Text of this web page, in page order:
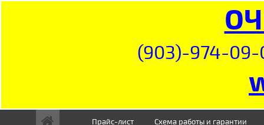
(903)-974-09-
Прайс-лист
Схема работы и гарантии